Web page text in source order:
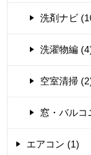
洗剤ナビ
洗濯物編
空室清掃
窓・バルコ
エアコン (1)